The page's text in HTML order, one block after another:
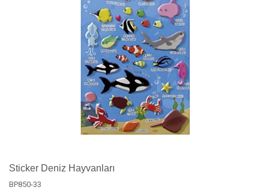
Sticker Deniz Hayvanları
BP850-33